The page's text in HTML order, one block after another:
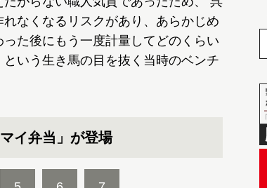
なくなるリスクがあり、あらかじめ
た後にもう一度計量してどのくらい
いう生き馬の目を抜く当時のベンチ
イ弁当」が登場